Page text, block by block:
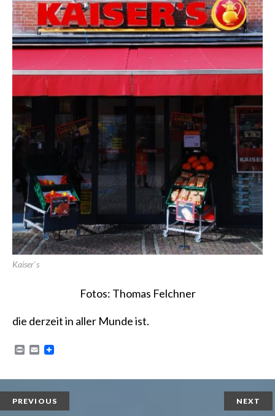
Kaiser`s
Fotos: Thomas Felchner
die derzeit in aller Munde ist.
P
n
E
i
PREVIOUS NEXT